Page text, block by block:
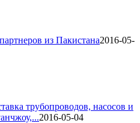
из Пакистана2016-05-
трубопроводов, насосов и
2016-05-04